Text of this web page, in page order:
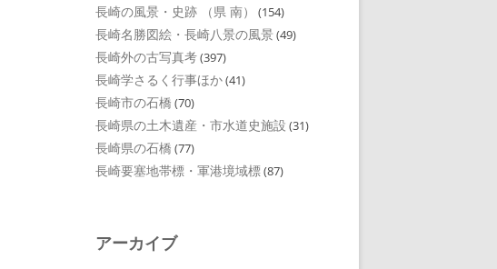
長崎の風景・史跡 （県 南） (154)
長崎名勝図絵・長崎八景の風景 (49)
長崎外の古写真考(397)
長崎学さるく行事ほか(41)
長崎市の石橋 (70)
長崎県の土木遺産・市水道史施設 (31)
長崎県の石橋 (77)
長崎要塞地帯標・軍港境域標(87)
アーカイブ